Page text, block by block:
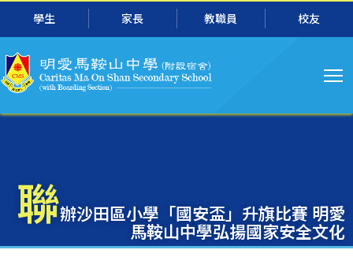
跳转到主要内容
學生 家長 教職員 校友
导
航
聯辦沙田區小學「國安盃」升旗比賽 明愛
馬鞍山中學弘揚國家安全文化